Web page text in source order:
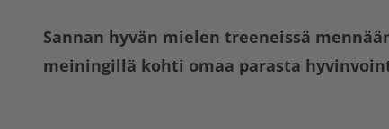
Sannan hyvän mielen treeneissä
meiningillä kohti omaa parasta